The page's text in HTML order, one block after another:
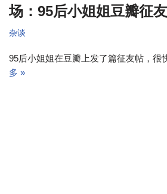
场：95后小姐姐豆瓣征
杂谈
95后小姐姐在豆瓣上发了篇征友帖，很
多 »